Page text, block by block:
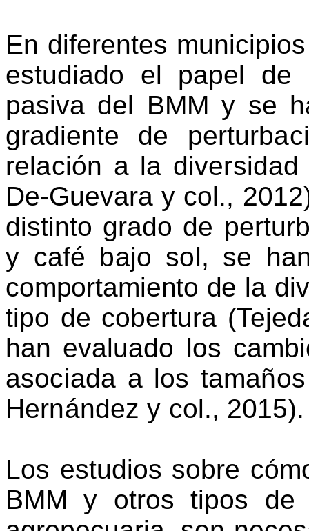
En diferentes
estudiado el papel
pasiva del BMM y se
gradiente de per
relación ala diversidad
De-Guevara y col.,
distinto grado de
y café bajo sol, se
comportamiento de la
tipo de cobertura
han evaluado los
asociada a los
Hernández y col., 2015).
Los estudios sobre
BMM y otros tipos de